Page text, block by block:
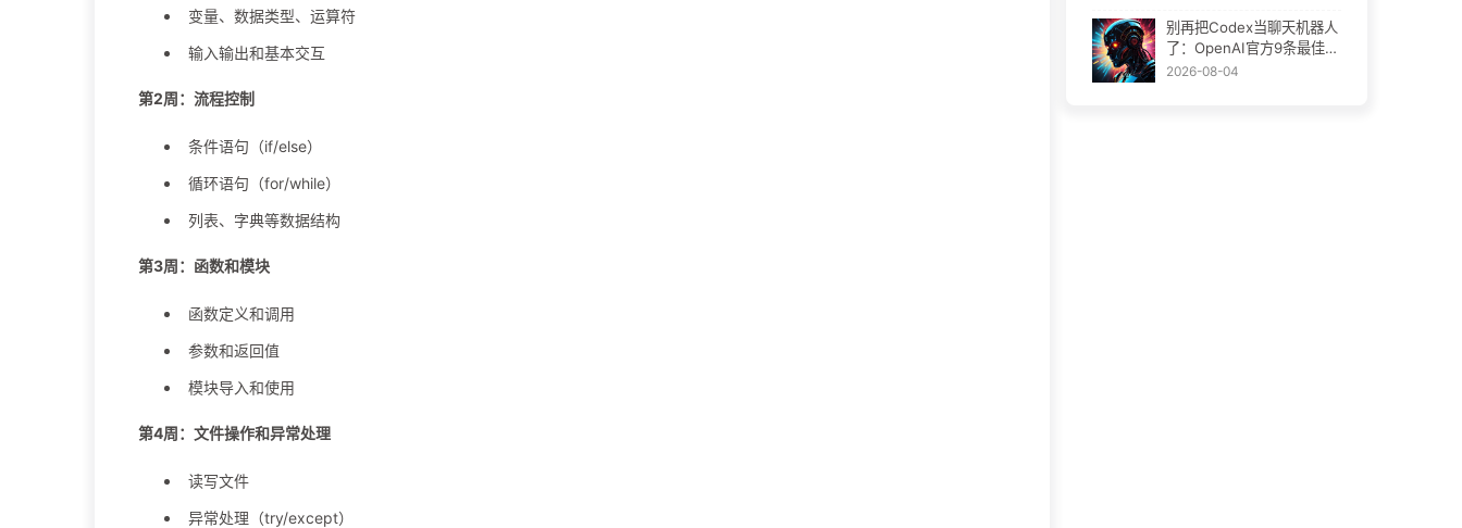
变量、数据类型、运算符
输入输出和基本交互
第2周：流程控制
条件语句（if/else）
循环语句（for/while）
列表、字典等数据结构
第3周：函数和模块
函数定义和调用
参数和返回值
模块导入和使用
第4周：文件操作和异常处理
读写文件
异常处理（try/except）
别再把Codex当聊天机器人
了：OpenAI官方9条最佳实
践
2026-08-04